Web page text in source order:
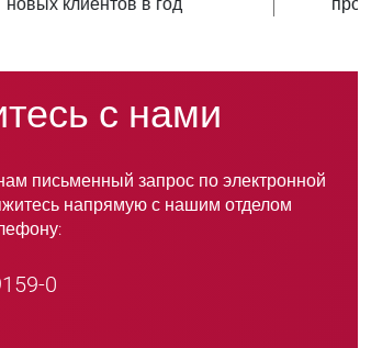
вариантов пережимных клапанов
с нами
письменный запрос по электронной
напрямую с нашим отделом
0